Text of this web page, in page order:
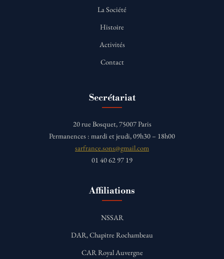
La Société
Histoire
Activités
Contact
Secrétariat
20 rue Bosquet, 75007 Paris
Permanences : mardi et jeudi, 09h30 – 18h00
sarfrance.sons@gmail.com
01 40 62 97 19
Affiliations
NSSAR
DAR, Chapitre Rochambeau
CAR Royal Auvergne